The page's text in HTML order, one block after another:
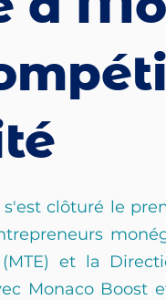
s'est clôturé le
et la
Monaco Boost